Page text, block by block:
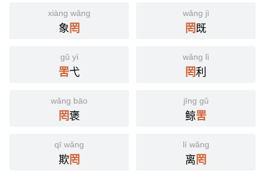
xiàng wǎng
象罔
wǎng jì
罔既
gǔ yì
罟弋
wǎng lì
罔利
wǎng bāo
罔褒
jīng gǔ
鲸罟
qī wǎng
欺罔
lí wǎng
离罔